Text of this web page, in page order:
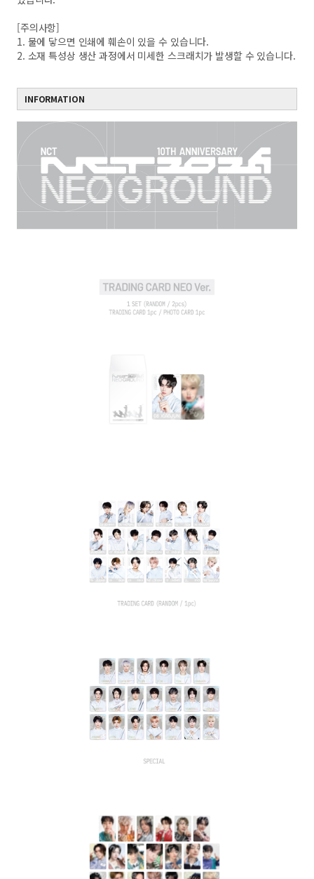
[주의사항]
1. 물에 닿으면 인쇄에 훼손이 있을 수 있습니다.
2. 소재 특성상 생산 과정에서 미세한 스크래치가 발생할 수 있습니다.
INFORMATION